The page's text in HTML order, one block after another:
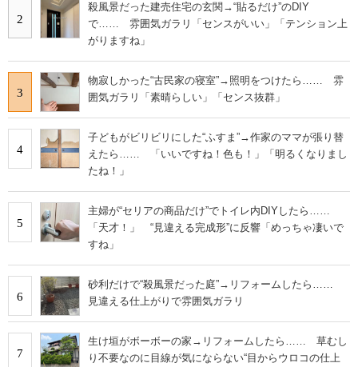
2
殺風景だった建売住宅の玄関→“貼るだけ”のDIY
で…… 雰囲気ガラリ「センスがいい」「テンション上
がりますね」
3
物寂しかった“古民家の寝室”→照明をつけたら…… 雰
囲気ガラリ「素晴らしい」「センス抜群」
4
子どもがビリビリにした“ふすま”→作家のママが張り替
えたら…… 「いいですね！色も！」「明るくなりまし
たね！」
5
主婦が“セリアの商品だけ”でトイレ内DIYしたら……
「天才！」 “見違える完成形”に反響「めっちゃ凄いで
すね」
6
砂利だけで“殺風景だった庭”→リフォームしたら……
見違える仕上がりで雰囲気ガラリ
7
生け垣がボーボーの家→リフォームしたら…… 草むし
り不要なのに目線が気にならない“目からウロコの仕上